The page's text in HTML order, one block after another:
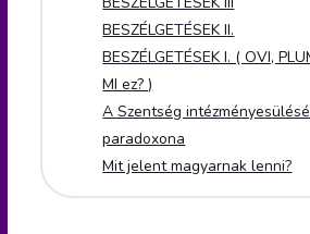
BESZÉLGETÉSEK II.
BESZÉLGETÉSEK I. ( OVI,
MI ez? )
A Szentség
paradoxona
Mit jelent magyarnak lenni?